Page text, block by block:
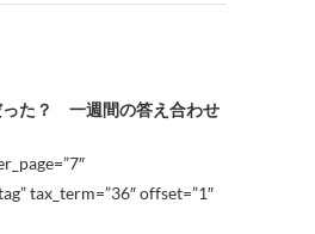
った？ 一週間の答え合わせ
tax_term=”36″ offset=”1″